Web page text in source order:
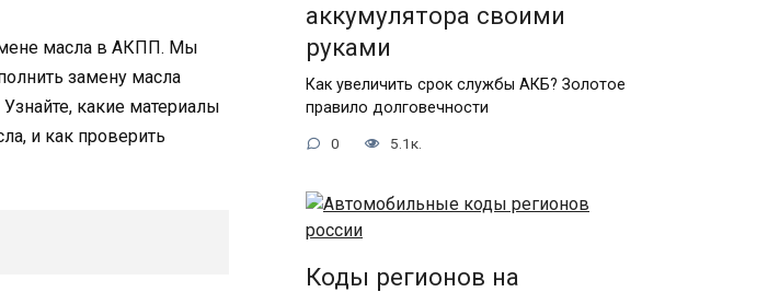
масла в АКПП. Мы
замену масла
какие материалы
и как проверить
аккумулятора своими
руками
Как увеличить срок службы АКБ? Золотое
правило долговечности
0 5.1к.
Коды регионов на